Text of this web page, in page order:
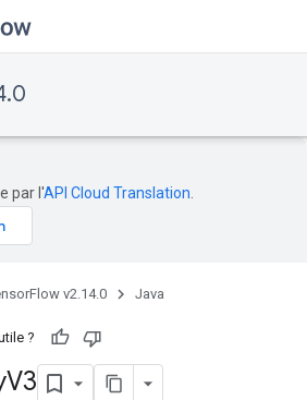
par l'API Cloud Translation
v2.14.0 Java
?
V3